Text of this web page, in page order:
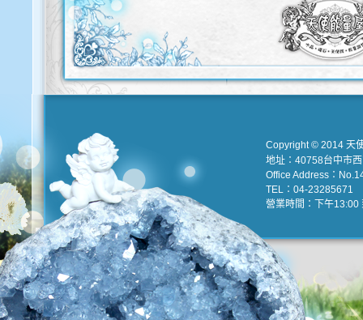
Copyright © 2014 天
地址：40758台中市
Office Address：
TEL：04-23285671
營業時間：下午13:00